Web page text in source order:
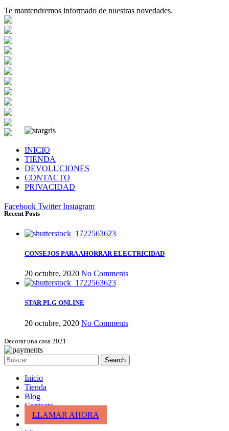
Te mantendremos informado de nuestras novedades.
INICIO
TIENDA
DEVOLUCIONES
CONTACTO
PRIVACIDAD
Facebook Twitter Instagram
Recent Posts
CONSEJOS PARA AHORRAR ELECTRICIDAD
20 octubre, 2020 No Comments
STAR PLG ONLINE
20 octubre, 2020 No Comments
Decorar una casa 2021
Search
Inicio
Tienda
Blog
Contacto
LLAMAR AHORA